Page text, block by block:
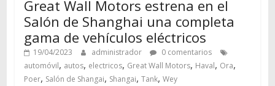
Great Wall Motors estrena en el
Salón de Shanghai una completa
gama de vehículos eléctricos
19/04/2023 administrador
0 comentarios
automóvil, autos, electricos, Great Wall Motors, Haval, Ora,
Poer, Salón de Shangai, Shangai, Tank, Wey